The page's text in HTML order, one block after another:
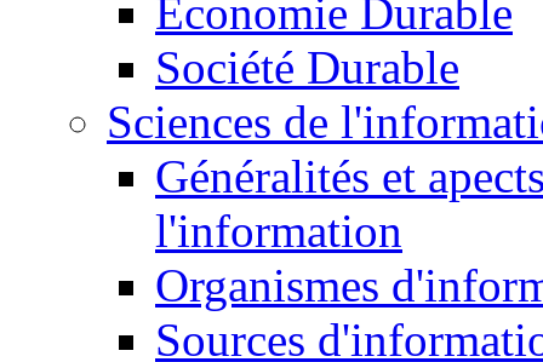
Economie Durable
Société Durable
Sciences de
Généralités et
l'information
Organismes
Sources